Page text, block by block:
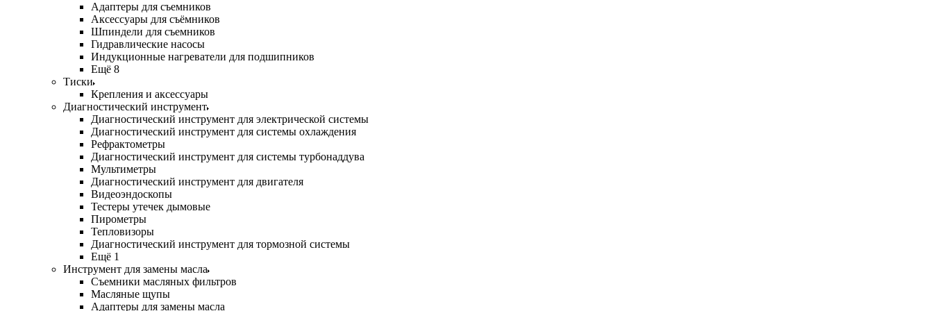
Адаптеры для съемников
Аксессуары для съёмников
Шпиндели для съемников
Гидравлические насосы
Индукционные нагреватели для подшипников
Ещё 8
Тиски
Крепления и аксессуары
Диагностический инструмент
Диагностический инструмент для электрической системы
Диагностический инструмент для системы охлаждения
Рефрактометры
Диагностический инструмент для системы турбонаддува
Мультиметры
Диагностический инструмент для двигателя
Видеоэндоскопы
Тестеры утечек дымовые
Пирометры
Тепловизоры
Диагностический инструмент для тормозной системы
Ещё 1
Инструмент для замены масла
Съемники масляных фильтров
Масляные щупы
Адаптеры для замены масла